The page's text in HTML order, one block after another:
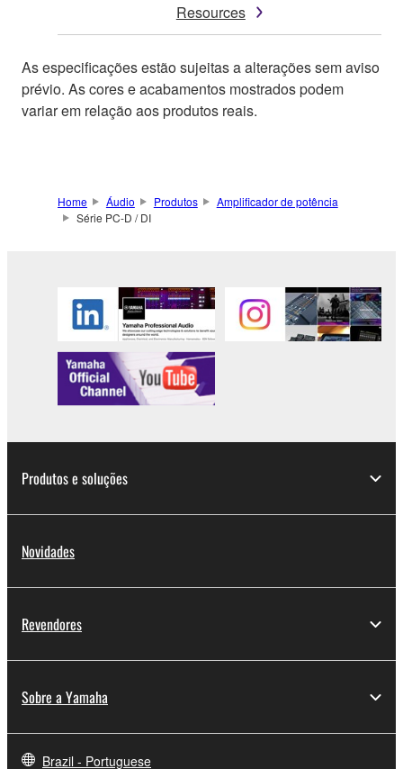
Resources
As especificações estão sujeitas a alterações sem aviso
prévio. As cores e acabamentos mostrados podem
variar em relação aos produtos reais.
Home Áudio Produtos
Amplificador de potência
Série PC-D / DI
Produtos e soluções
Novidades
Revendores
Sobre a Yamaha
Brazil - Portuguese